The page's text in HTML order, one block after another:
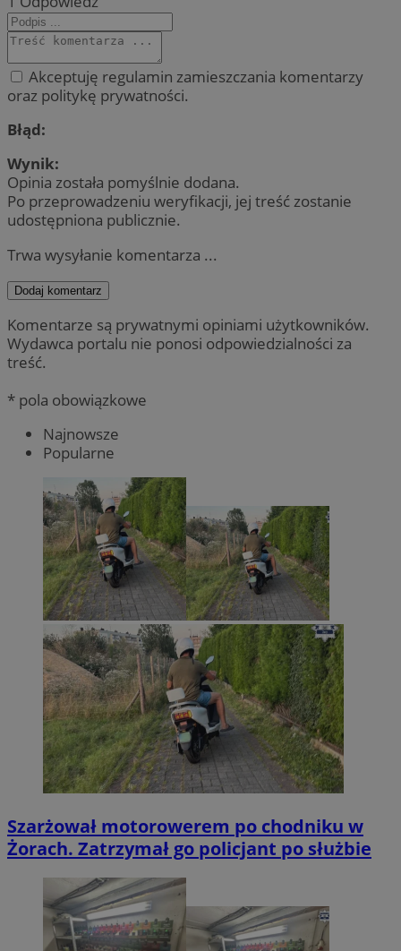
Akceptuję regulamin zamieszczania komentarzy
oraz politykę prywatności.
Błąd:
Wynik:
Opinia została pomyślnie dodana.
Po przeprowadzeniu weryfikacji, jej treść zostanie
udostępniona publicznie.
Trwa wysyłanie komentarza ...
Dodaj komentarz
Komentarze są prywatnymi opiniami użytkowników.
Wydawca portalu nie ponosi odpowiedzialności za
treść.
* pola obowiązkowe
Najnowsze
Popularne
Szarżował motorowerem po chodniku w
Żorach. Zatrzymał go policjant po służbie